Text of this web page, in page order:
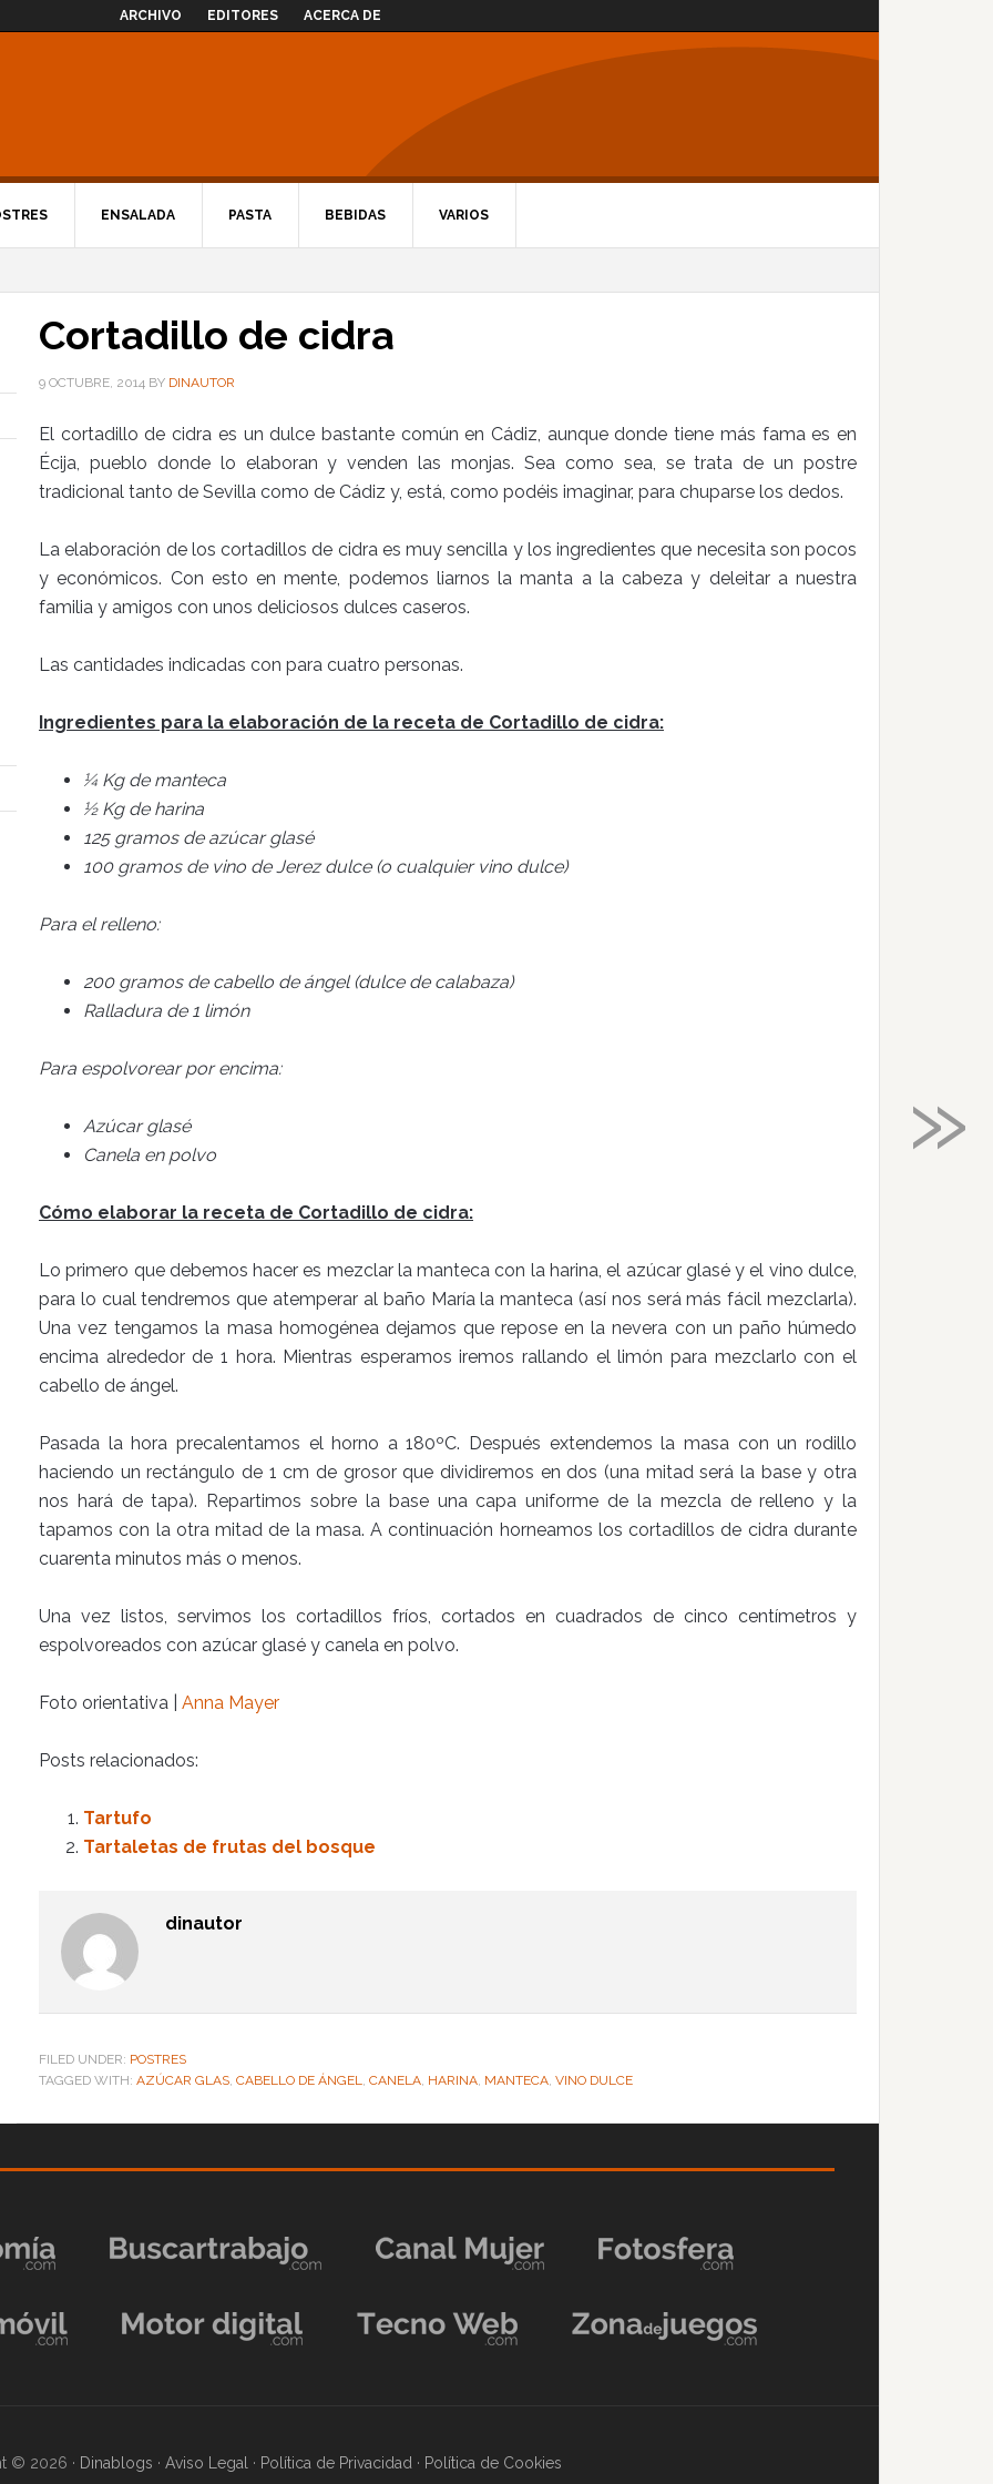
ARCHIVO EDITORES ACERCA DE
ENSALADA PASTA BEBIDAS VARIOS
Cortadillo de cidra
9 OCTUBRE, 2014 BY DINAUTOR
El cortadillo de cidra es un dulce bastante común en Cádiz, aunque donde tiene más fama es en
Écija, pueblo donde lo elaboran y venden las monjas. Sea como sea, se trata de un postre
tradicional tanto de Sevilla como de Cádiz y, está, como podéis imaginar, para chuparse los dedos.
La elaboración de los cortadillos de cidra es muy sencilla y los ingredientes que necesita son pocos
y económicos. Con esto en mente, podemos liarnos la manta a la cabeza y deleitar a nuestra
familia y amigos con unos deliciosos dulces caseros.
Las cantidades indicadas con para cuatro personas.
Ingredientes para la elaboración de la receta de Cortadillo de cidra:
¼ Kg de manteca
½ Kg de harina
125 gramos de azúcar glasé
100 gramos de vino de Jerez dulce (o cualquier vino dulce)
Para el relleno:
200 gramos de cabello de ángel (dulce de calabaza)
Ralladura de 1 limón
Para espolvorear por encima:
Azúcar glasé
Canela en polvo
Cómo elaborar la receta de Cortadillo de cidra:
Lo primero que debemos hacer es mezclar la manteca con la harina, el azúcar glasé y el vino dulce,
para lo cual tendremos que atemperar al baño María la manteca (así nos será más fácil mezclarla).
Una vez tengamos la masa homogénea dejamos que repose en la nevera con un paño húmedo
encima alrededor de 1 hora. Mientras esperamos iremos rallando el limón para mezclarlo con el
cabello de ángel.
Pasada la hora precalentamos el horno a 180ºC. Después extendemos la masa con un rodillo
haciendo un rectángulo de 1 cm de grosor que dividiremos en dos (una mitad será la base y otra
nos hará de tapa). Repartimos sobre la base una capa uniforme de la mezcla de relleno y la
tapamos con la otra mitad de la masa. A continuación horneamos los cortadillos de cidra durante
cuarenta minutos más o menos.
Una vez listos, servimos los cortadillos fríos, cortados en cuadrados de cinco centímetros y
espolvoreados con azúcar glasé y canela en polvo.
Foto orientativa | Anna Mayer
Posts relacionados:
Tartufo
Tartaletas de frutas del bosque
dinautor
FILED UNDER: POSTRES
TAGGED WITH: AZÚCAR GLAS, CABELLO DE ÁNGEL, CANELA, HARINA, MANTECA, VINO DULCE
© 2026 · Dinablogs · Aviso Legal · Política de Privacidad · Política de Cookies
»